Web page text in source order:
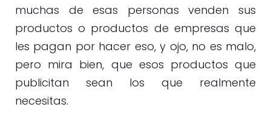
muchas de esas personas venden sus
productos o productos de empresas que
les pagan por hacer eso, y ojo, no es malo,
pero mira bien, que esos productos que
publicitan sean los que realmente
necesitas.